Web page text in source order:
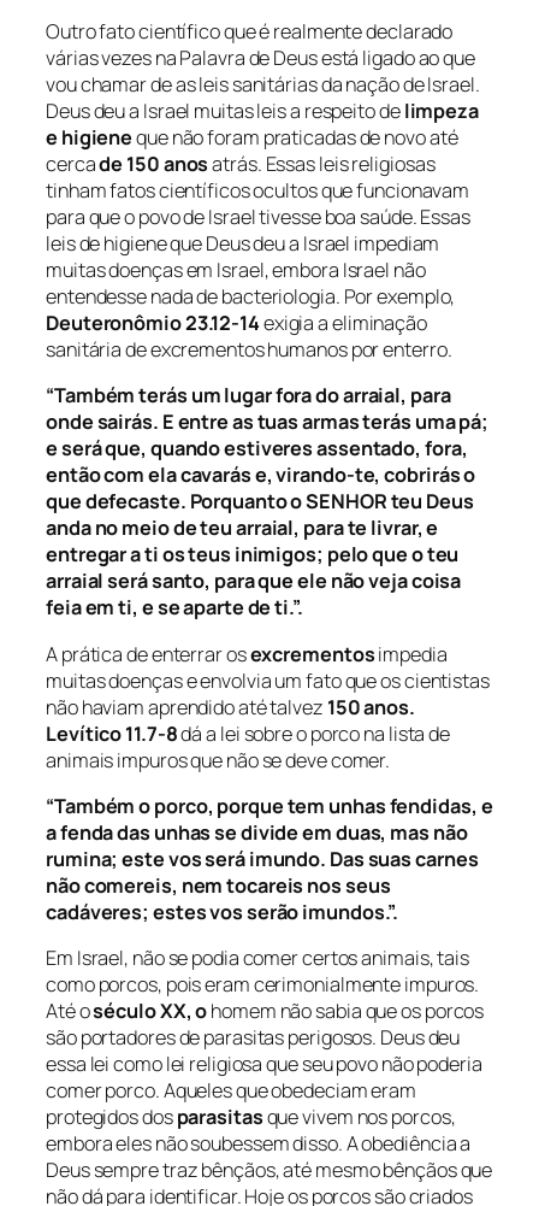
Outro fato científico que é realmente declarado
várias vezes na Palavra de Deus está ligado ao que
vou chamar de as leis sanitárias da nação de Israel.
Deus deu a Israel muitas leis a respeito delimpeza
e higieneque não foram praticadas de novo até
cercade 150 anosatrás. Essas leis religiosas
tinham fatos científicos ocultos que funcionavam
para que o povo de Israel tivesse boa saúde. Essas
leis de higiene que Deus deu a Israel impediam
muitas doenças em Israel, embora Israel não
entendesse nada de bacteriologia. Por exemplo,
Deuteronômio 23.12-14exigia a eliminação
sanitária de excrementos humanos por enterro.
“Também terás um lugar fora do arraial, para
onde sairás. E entre as tuas armas terás uma pá;
e será que, quando estiveres assentado, fora,
então com ela cavarás e, virando-te, cobrirás o
que defecaste. Porquanto o SENHOR teu Deus
anda no meio de teu arraial, para te livrar, e
entregar a ti os teus inimigos; pelo que o teu
arraial será santo, para que ele não veja coisa
feia em ti, e se aparte de ti.”.
A prática de enterrar osexcrementosimpedia
muitas doenças e envolvia um fato que os cientistas
não haviam aprendido até talvez 150 anos.
Levítico 11.7-8dá a lei sobre o porco na lista de
animais impuros que não se deve comer.
“Também o porco, porque tem unhas fendidas, e
a fenda das unhas se divide em duas, mas não
rumina; este vos será imundo. Das suas carnes
não comereis, nem tocareis nos seus
cadáveres; estes vos serão imundos.”.
Em Israel, não se podia comer certos animais, tais
como porcos, pois eram cerimonialmente impuros.
Até oséculo XX, ohomem não sabia que os porcos
são portadores de parasitas perigosos. Deus deu
essa lei como lei religiosa que seu povo não poderia
comer porco. Aqueles que obedeciam eram
protegidos dosparasitasque vivem nos porcos,
embora eles não soubessem disso. A obediência a
Deus sempre traz bênçãos, até mesmo bênçãos que
não dá para identificar. Hoje os porcos são criados